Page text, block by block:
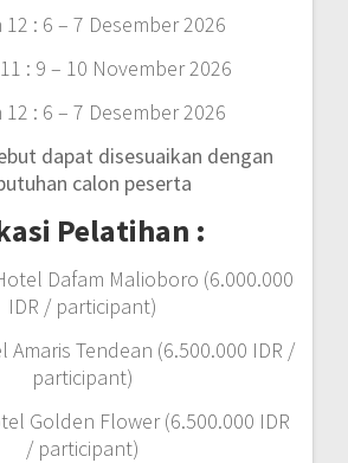
12 : 6 – 7 Desember 2026
: 9 – 10 November 2026
12 : 6 – 7 Desember 2026
dapat disesuaikan dengan
calon peserta
Pelatihan :
Dafam Malioboro (6.000.000
IDR / participant)
Amaris Tendean (6.500.000 IDR /
participant)
Golden Flower (6.500.000 IDR
/ participant)